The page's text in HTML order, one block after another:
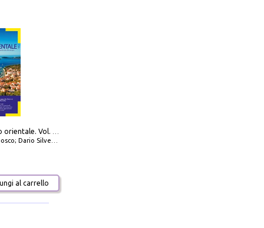
777 Adriatico orientale. Vol. 2: Costa della Dalmazia da Zara a Molunat, Isole della Dalmazia Meridionale e Montenegro
Silvestro; Marco Sbrizzi
al carrello